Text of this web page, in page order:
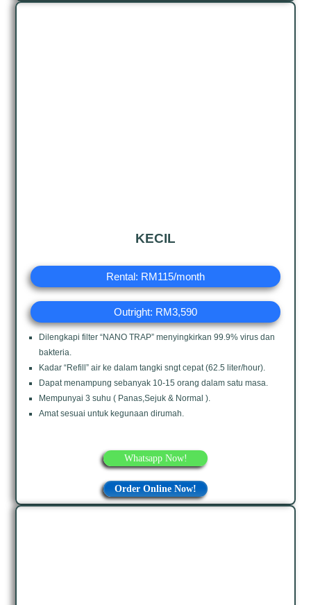
KECIL
Rental: RM115/month
Outright: RM3,590
Dilengkapi filter “NANO TRAP” menyingkirkan 99.9% virus dan
bakteria.
Kadar “Refill” air ke dalam tangki sngt cepat (62.5 liter/hour).
Dapat menampung sebanyak 10-15 orang dalam satu masa.
Mempunyai 3 suhu ( Panas,Sejuk & Normal ).
Amat sesuai untuk kegunaan dirumah.
Whatsapp Now!
Order Online Now!